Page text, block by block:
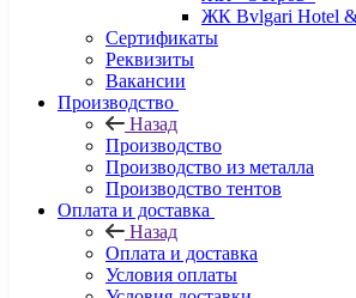
ЖК Bvlgari Hotel &
Сертификаты
Реквизиты
Вакансии
Производство
Назад
Производство
Производство из металла
Производство тентов
Оплата и доставка
Назад
Оплата и доставка
Условия оплаты